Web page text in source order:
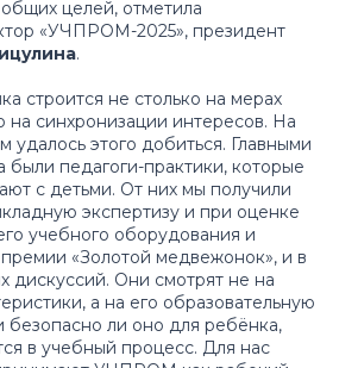
целей, отметила
«УЧПРОМ-2025», президент
.
строится не столько на мерах
на синхронизации интересов. На
этого добиться. Главными
были педагоги-практики, которые
с детьми. От них мы получили
экспертизу и при оценке
учебного оборудования и
«Золотой медвежонок», и в
дискуссий. Они смотрят не на
а на его образовательную
безопасно ли оно для ребёнка,
в учебный процесс. Для нас